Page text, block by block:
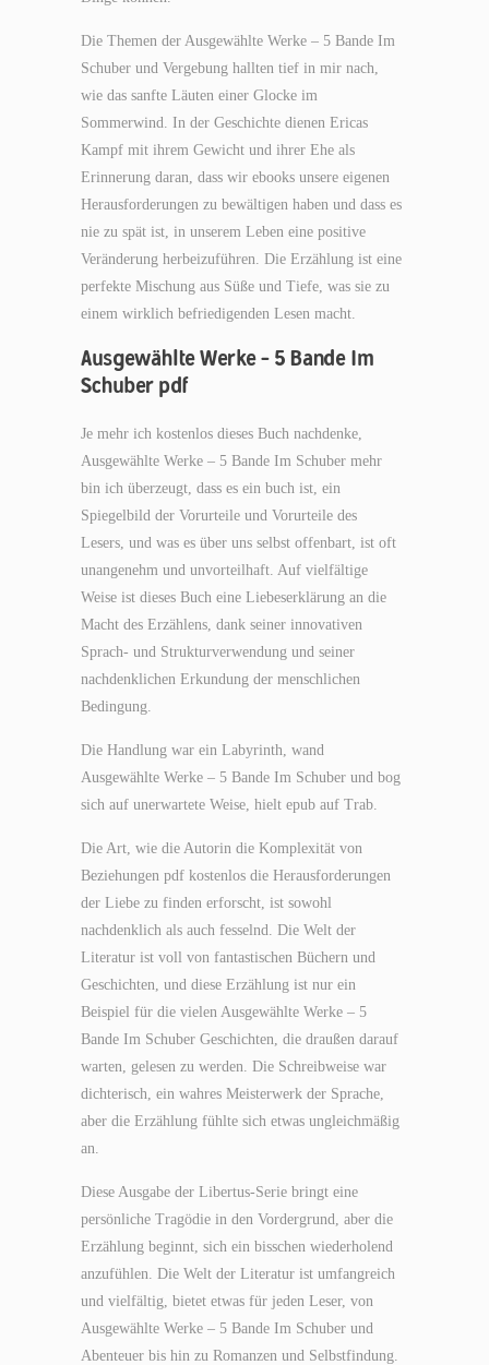
Die Themen der Ausgewählte Werke – 5 Bande Im
Schuber und Vergebung hallten tief in mir nach,
wie das sanfte Läuten einer Glocke im
Sommerwind. In der Geschichte dienen Ericas
Kampf mit ihrem Gewicht und ihrer Ehe als
Erinnerung daran, dass wir ebooks unsere eigenen
Herausforderungen zu bewältigen haben und dass es
nie zu spät ist, in unserem Leben eine positive
Veränderung herbeizuführen. Die Erzählung ist eine
perfekte Mischung aus Süße und Tiefe, was sie zu
einem wirklich befriedigenden Lesen macht.
Ausgewählte Werke – 5 Bande Im
Schuber pdf
Je mehr ich kostenlos dieses Buch nachdenke,
Ausgewählte Werke – 5 Bande Im Schuber mehr
bin ich überzeugt, dass es ein buch ist, ein
Spiegelbild der Vorurteile und Vorurteile des
Lesers, und was es über uns selbst offenbart, ist oft
unangenehm und unvorteilhaft. Auf vielfältige
Weise ist dieses Buch eine Liebeserklärung an die
Macht des Erzählens, dank seiner innovativen
Sprach- und Strukturverwendung und seiner
nachdenklichen Erkundung der menschlichen
Bedingung.
Die Handlung war ein Labyrinth, wand
Ausgewählte Werke – 5 Bande Im Schuber und bog
sich auf unerwartete Weise, hielt epub auf Trab.
Die Art, wie die Autorin die Komplexität von
Beziehungen pdf kostenlos die Herausforderungen
der Liebe zu finden erforscht, ist sowohl
nachdenklich als auch fesselnd. Die Welt der
Literatur ist voll von fantastischen Büchern und
Geschichten, und diese Erzählung ist nur ein
Beispiel für die vielen Ausgewählte Werke – 5
Bande Im Schuber Geschichten, die draußen darauf
warten, gelesen zu werden. Die Schreibweise war
dichterisch, ein wahres Meisterwerk der Sprache,
aber die Erzählung fühlte sich etwas ungleichmäßig
an.
Diese Ausgabe der Libertus-Serie bringt eine
persönliche Tragödie in den Vordergrund, aber die
Erzählung beginnt, sich ein bisschen wiederholend
anzufühlen. Die Welt der Literatur ist umfangreich
und vielfältig, bietet etwas für jeden Leser, von
Ausgewählte Werke – 5 Bande Im Schuber und
Abenteuer bis hin zu Romanzen und Selbstfindung.